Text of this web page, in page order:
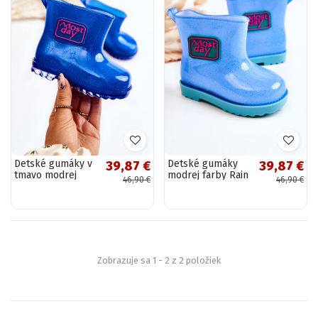
Detské gumáky v
tmavo modrej
39,87 €
46,90 €
Detské gumáky
modrej farby Rain
39,87 €
46,90 €
Zobrazuje sa 1 - 2 z 2 položiek